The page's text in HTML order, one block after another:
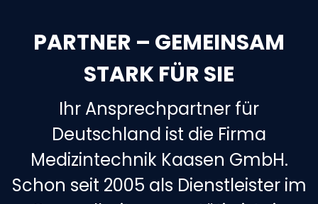
PARTNER – GEMEINSAM
STARK FÜR SIE
Ihr Ansprechpartner für
Deutschland ist die Firma
Medizintechnik Kaasen GmbH.
Schon seit 2005 als Dienstleister im